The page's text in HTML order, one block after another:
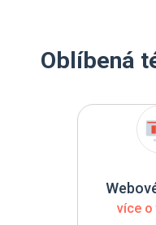
Oblíbená
více o